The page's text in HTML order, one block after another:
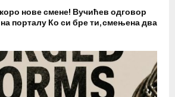
нове смене! Вучићев одговор
порталу Ко си бре ти, смењена два